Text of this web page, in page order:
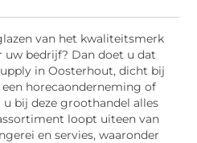
van het kwaliteitsmerk
uw bedrijf? Dan doet u dat
in Oosterhout, dicht bij
een horecaonderneming of
bij deze groothandel alles
loopt uiteen van
en servies, waaronder